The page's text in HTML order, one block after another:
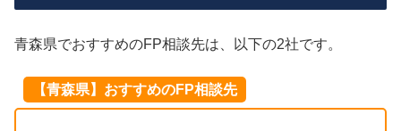
青森県でおすすめのFP相談先は、以下の2社です。
【青森県】おすすめのFP相談先